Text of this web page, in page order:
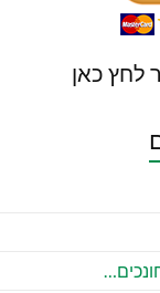
לחץ כאן